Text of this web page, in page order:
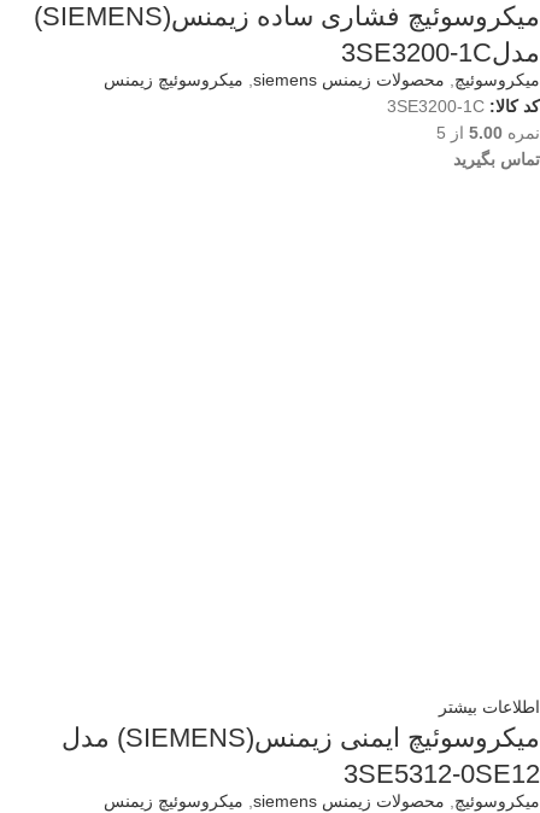
میکروسوئیچ فشاری ساده زیمنس(SIEMENS)
مدل3SE3200-1C
میکروسوئیچ محصولات زیمنس siemens
میکروسوئیچ زیمنس
کد کالا: 3SE3200-1C
نمره 5.00 از 5
تماس بگیرید
اطلاعات بیشتر
میکروسوئیچ ایمنی زیمنس(SIEMENS) مدل
3SE5312-0SE12
میکروسوئیچ محصولات زیمنس siemens
میکروسوئیچ زیمنس